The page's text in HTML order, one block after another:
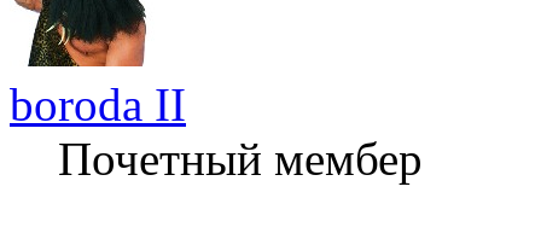
boroda II
Почетный мембер